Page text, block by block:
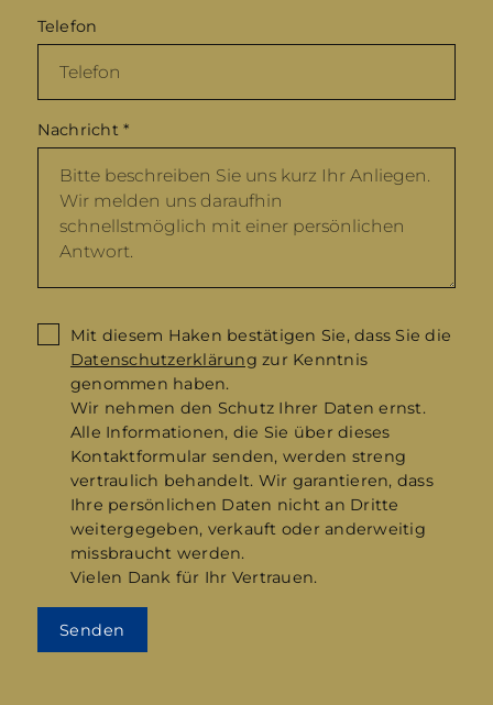
Telefon
Nachricht*
Mit diesem Haken bestätigen Sie, dass Sie die
Datenschutzerklärung zur Kenntnis
genommen haben.
Wir nehmen den Schutz Ihrer Daten ernst.
Alle Informationen, die Sie über dieses
Kontaktformular senden, werden streng
vertraulich behandelt. Wir garantieren, dass
Ihre persönlichen Daten nicht an Dritte
weitergegeben, verkauft oder anderweitig
missbraucht werden.
Vielen Dank für Ihr Vertrauen.
Senden